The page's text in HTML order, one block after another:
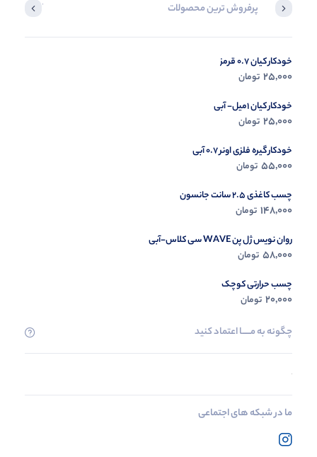
پرفروش ترین محصولات آخرین
خودکار کیان 0.7 قرمز
25,000 تومان
خودکار کیان 1میل- آبی
25,000 تومان
خودکار گیره فلزی اونر 0.7 آبی
55,000 تومان
چسب کاغذی 2.5 سانت جانسون
148,000 تومان
روان نویس ژل پن WAVE سی کلاس-آبی
58,000 تومان
چسب حرارتی کوچک
20,000 تومان
چگونه به مــــــا اعتماد کنید
ما در شبکه های اجتماعی